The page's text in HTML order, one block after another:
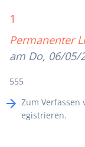
1
Permanenter
am Do, 06/05/
555
Zum Verfassen
egistrieren.